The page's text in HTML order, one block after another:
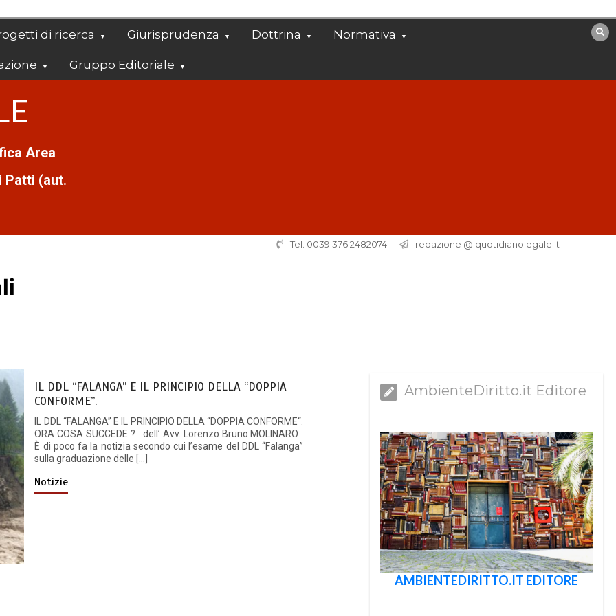
di ricerca Giurisprudenza Dottrina Normativa
Gruppo Editoriale
Area
Patti (aut.
Tel. 0039 376 2482074 redazione @ quotidianolegale.it
IL DDL “FALANGA” E IL PRINCIPIO DELLA “DOPPIA
CONFORME”.
IL DDL “FALANGA” E IL PRINCIPIO DELLA “DOPPIA CONFORME“.
ORA COSA SUCCEDE ? dell’ Avv. Lorenzo Bruno MOLINARO
È di poco fa la notizia secondo cui l’esame del DDL “Falanga”
sulla graduazione delle […]
Notizie
AmbienteDiritto.it Editore
AMBIENTEDIRITTO.IT EDITORE